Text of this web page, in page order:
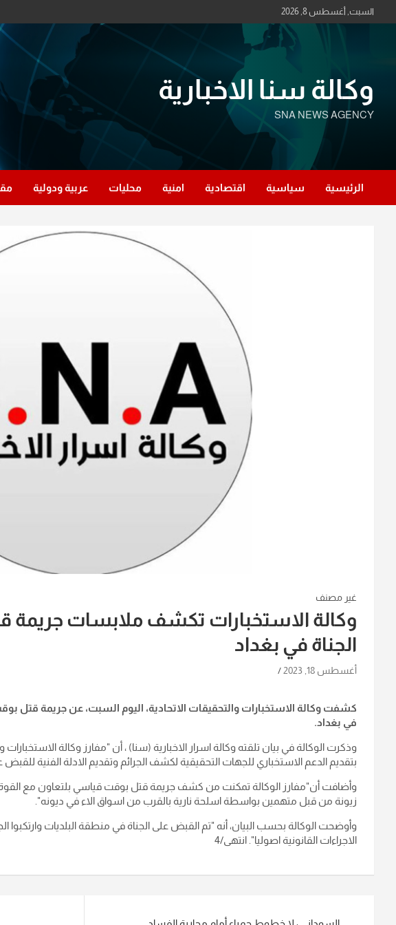
to
السبت, أغسطس 8, 2026
وكالة سنا الاخبارية
SNA NEWS AGENCY
الرئيسية سياسية اقتصادية امنية محليات عربية ودولية
غير مصنف
وكالة الاستخبارات تكشف ملابسات جريمة
الجناة في بغداد
أغسطس 18, 2023
كشفت وكالة الاستخبارات والتحقيقات الاتحادية، اليوم السبت، عن جريمة قتل
في بغداد.
وذكرت الوكالة في بيان تلقته وكالة اسرار الاخبارية (سنا) ، أن "مفارز وكالة الاستخبارات
بتقديم الدعم الاستخباري للجهات التحقيقية لكشف الجرائم وتقديم الادلة الفنية للقبض
وأضافت أن"مفارز الوكالة تمكنت من كشف جريمة قتل بوقت قياسي بلتعاون مع
زيونة من قبل متهمين بواسطة اسلحة نارية بالقرب من اسواق الاء في ديونه".
وأوضحت الوكالة بحسب البيان، أنه "تم القبض على الجناة في منطقة البلديات وارتكبوا
الاجراءات القانونية اصوليا". انتهى/4